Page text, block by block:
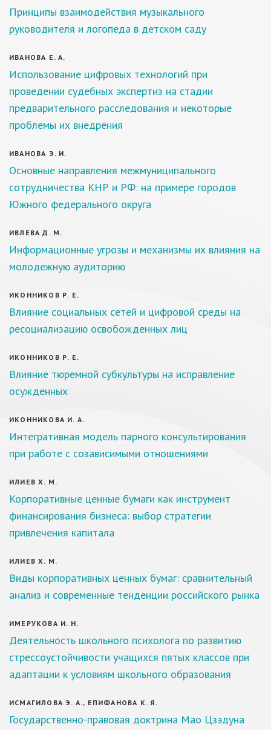
Принципы взаимодействия музыкального
руководителя и логопеда в детском саду
ИВАНОВА Е. А.
Использование цифровых технологий при
проведении судебных экспертиз на стадии
предварительного расследования и некоторые
проблемы их внедрения
ИВАНОВА Э. И.
Основные направления межмуниципального
сотрудничества КНР и РФ: на примере городов
Южного федерального округа
ИВЛЕВА Д. М.
Информационные угрозы и механизмы их влияния на
молодежную аудиторию
ИКОННИКОВ Р. Е.
Влияние социальных сетей и цифровой среды на
ресоциализацию освобожденных лиц
ИКОННИКОВ Р. Е.
Влияние тюремной субкультуры на исправление
осужденных
ИКОННИКОВА И. А.
Интегративная модель парного консультирования
при работе с созависимыми отношениями
ИЛИЕВ Х. М.
Корпоративные ценные бумаги как инструмент
финансирования бизнеса: выбор стратегии
привлечения капитала
ИЛИЕВ Х. М.
Виды корпоративных ценных бумаг: сравнительный
анализ и современные тенденции российского рынка
ИМЕРУКОВА И. Н.
Деятельность школьного психолога по развитию
стрессоустойчивости учащихся пятых классов при
адаптации к условиям школьного образования
ИСМАГИЛОВА Э. А., ЕПИФАНОВА К. Я.
Государственно-правовая доктрина Мао Цзэдуна